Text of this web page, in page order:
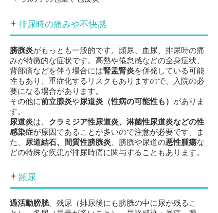
排尿時の痛みや不快感
膀胱炎がもっとも一般的です。頻尿、血尿、排尿時の痛
みが特徴的な症状です。高熱や倦怠感などの全身症状、
背部痛などを伴う場合には腎盂腎炎を併発している可能
性もあり、重症化するリスクもありますので、入院の必
要になる場合があります。
その他に前立腺炎や尿道炎（性病の可能性も） がありま
す。
尿道炎は、 クラミジア性尿道炎、淋菌性尿道炎などの性
感染症が原因であることが多いので注意が必要です。ま
た、
尿道結石、間質性膀胱炎 、膀胱や尿道の悪性腫瘍な
どの特殊な疾患が排尿時痛に関与することもあります。
頻尿
過活動膀胱、残尿（排尿後にも膀胱の中に尿が残るこ